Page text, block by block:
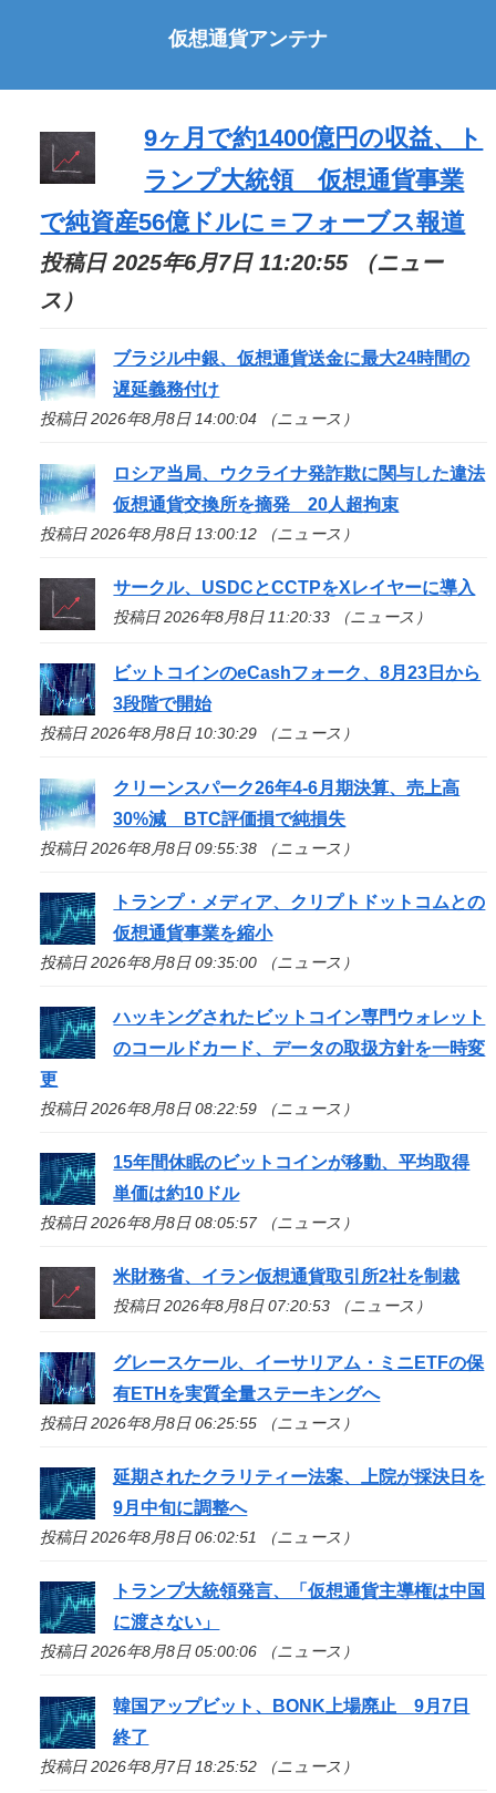
仮想通貨アンテナ
9ヶ月で約1400億円の収益、ト
ランプ大統領 仮想通貨事業
で純資産56億ドルに＝フォーブス報道
投稿日 2025年6月7日 11:20:55 （ニュー
ス）
ブラジル中銀、仮想通貨送金に最大24時間の
遅延義務付け
投稿日 2026年8月8日 14:00:04 （ニュース）
ロシア当局、ウクライナ発詐欺に関与した違法
仮想通貨交換所を摘発 20人超拘束
投稿日 2026年8月8日 13:00:12 （ニュース）
サークル、USDCとCCTPをXレイヤーに導入
投稿日 2026年8月8日 11:20:33 （ニュース）
ビットコインのeCashフォーク、8月23日から
3段階で開始
投稿日 2026年8月8日 10:30:29 （ニュース）
クリーンスパーク26年4-6月期決算、売上高
30%減 BTC評価損で純損失
投稿日 2026年8月8日 09:55:38 （ニュース）
トランプ・メディア、クリプトドットコムとの
仮想通貨事業を縮小
投稿日 2026年8月8日 09:35:00 （ニュース）
ハッキングされたビットコイン専門ウォレット
のコールドカード、データの取扱方針を一時変
更
投稿日 2026年8月8日 08:22:59 （ニュース）
15年間休眠のビットコインが移動、平均取得
単価は約10ドル
投稿日 2026年8月8日 08:05:57 （ニュース）
米財務省、イラン仮想通貨取引所2社を制裁
投稿日 2026年8月8日 07:20:53 （ニュース）
グレースケール、イーサリアム・ミニETFの保
有ETHを実質全量ステーキングへ
投稿日 2026年8月8日 06:25:55 （ニュース）
延期されたクラリティー法案、上院が採決日を
9月中旬に調整へ
投稿日 2026年8月8日 06:02:51 （ニュース）
トランプ大統領発言、「仮想通貨主導権は中国
に渡さない」
投稿日 2026年8月8日 05:00:06 （ニュース）
韓国アップビット、BONK上場廃止 9月7日
終了
投稿日 2026年8月7日 18:25:52 （ニュース）